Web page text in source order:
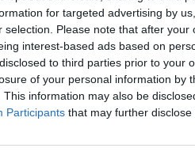
for targeted advertising by
selection. Please note that after
interest-based ads based on
to third parties prior to your
of your personal information by
This information may also be
Participants that may further
https://t.co/9Oy2SEJoo0
2024
raziskovalnega inštituta
odstotka) trdi, da so jim
vNemčiji.«
v zadnjih osmih letih